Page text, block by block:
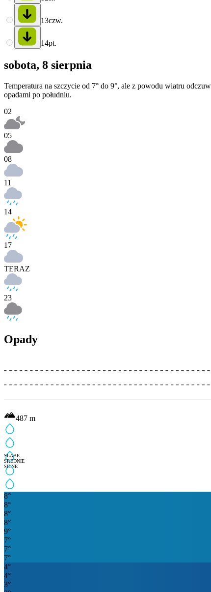
13czw.
14pt.
sobota, 8 sierpnia
Temperatura na szczycie od 7° do 9°, ale z powodu wiatru
opadami po południu.
02
05
08
11
14
17
TERAZ
23
Opady
SŁABE
ŚREDNIE
SILNE
487 m
8°
8°
8°
8°
9°
7°
7°
7°
4°
4°
3°